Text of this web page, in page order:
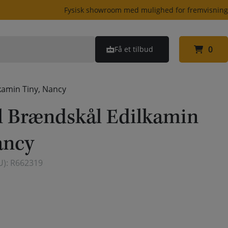
Fysisk showroom med mulighed for fremvisning
Få et tilbud 0
0
Tiny, Nancy
Brændskål Edilkamin
R662319